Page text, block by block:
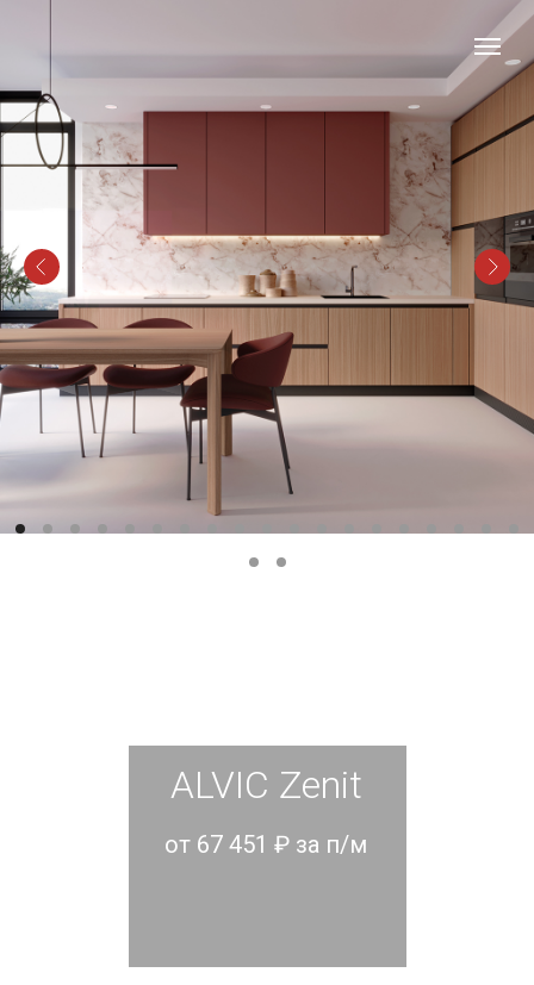
от 67 451 ₽ за п/м
ALVIC Zenit